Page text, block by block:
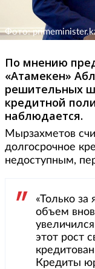
Фото:
По мнению
«Атамекен»
решительных
кредитной
наблюдается.
Мырзахметов
долгосрочное
недоступным,
«Только за
объем
этот рост
Кредиты